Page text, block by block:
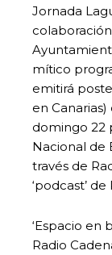
Jornada
mítico
emitirá
en
domingo 22
Nacional de
través de
‘podcast’ de
‘Espacio en
Radio